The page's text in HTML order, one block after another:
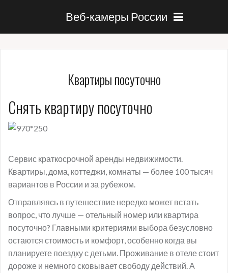
Веб-камеры России
Квартиры посуточно
Снять квартиру посуточно
Сервис краткосрочной аренды недвижимости.
Квартиры, дома, коттеджи, комнаты — более 100 тысяч
вариантов в России и за рубежом.
Отправляясь в путешествие нередко может встать
вопрос, что лучше — отельный номер или квартира
посуточно? Главными критериями выбора безусловно
остаются стоимость и комфорт, особенно когда вы
планируете поездку с детьми. Проживание в отеле стоит
дороже и немного сковывает свободу действий. А